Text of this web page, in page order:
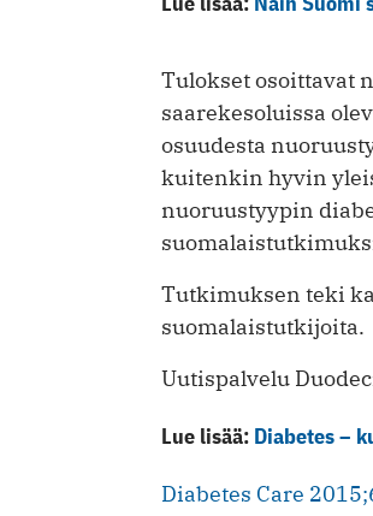
Tulokset osoittavat
saarekesoluissa
osuudesta
kuitenkin hyvin
nuoruustyypin
Tutkimuksen teki
suomalaistutkijoita.
Uutispalvelu
Lue lisää: Diabetes –
Diabetes Care